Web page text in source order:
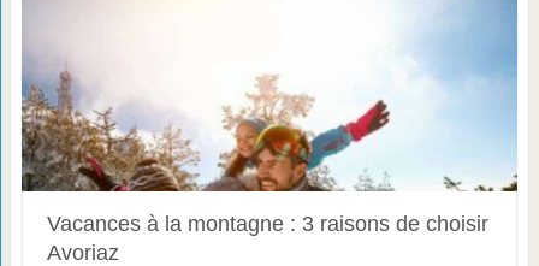
Vacances à la montagne : 3 raisons de choisir
Avoriaz